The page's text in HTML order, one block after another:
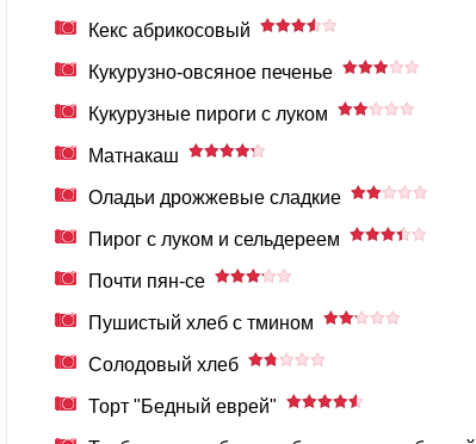
Кекс абрикосовый
Кукурузно-овсяное печенье
Кукурузные пироги с луком
Матнакаш
Оладьи дрожжевые сладкие
Пирог с луком и сельдереем
Почти пян-се
Пушистый хлеб с тмином
Солодовый хлеб
Торт "Бедный еврей"